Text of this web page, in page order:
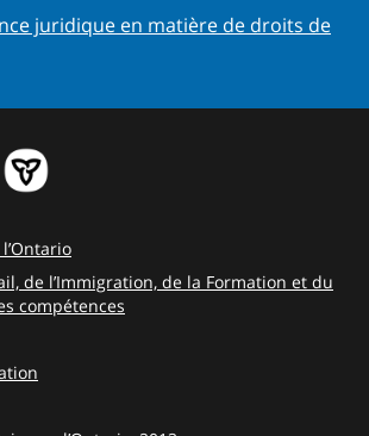
juridique en matière de droits de
de l’Immigration, de la Formation et du
compétences